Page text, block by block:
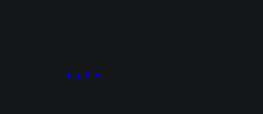
Ratgeber